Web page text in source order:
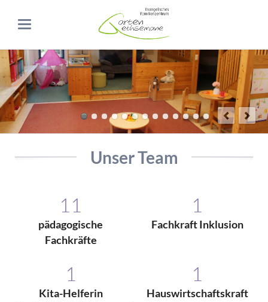
Unser Team
11
pädagogische
Fachkräfte
1
Fachkraft Inklusion
1
Kita-Helferin
1
Hauswirtschaftskraft